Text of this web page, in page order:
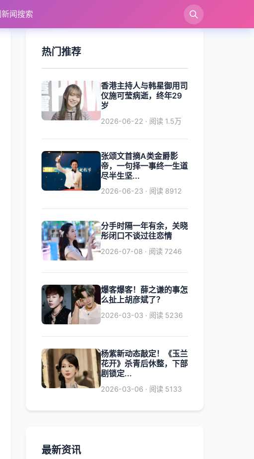
新闻搜索
热门推荐
香港主持人与韩星御用司
仪施可莹病逝，终年29
岁
2026-06-22 · 阅读 1.5万
张颂文首摘A类金爵影
帝，一句择一事终一生道
尽半生坚...
2026-06-23 · 阅读 8912
分手时隔一年有余，关晓
彤闭口不谈过往恋情
2026-07-08 · 阅读 7246
爆客爆客！薛之谦的事怎
么扯上胡彦斌了？
2026-03-03 · 阅读 5236
杨紫新动态敲定！《玉兰
花开》杀青后休整，下部
剧锁定...
2026-03-06 · 阅读 5133
最新资讯